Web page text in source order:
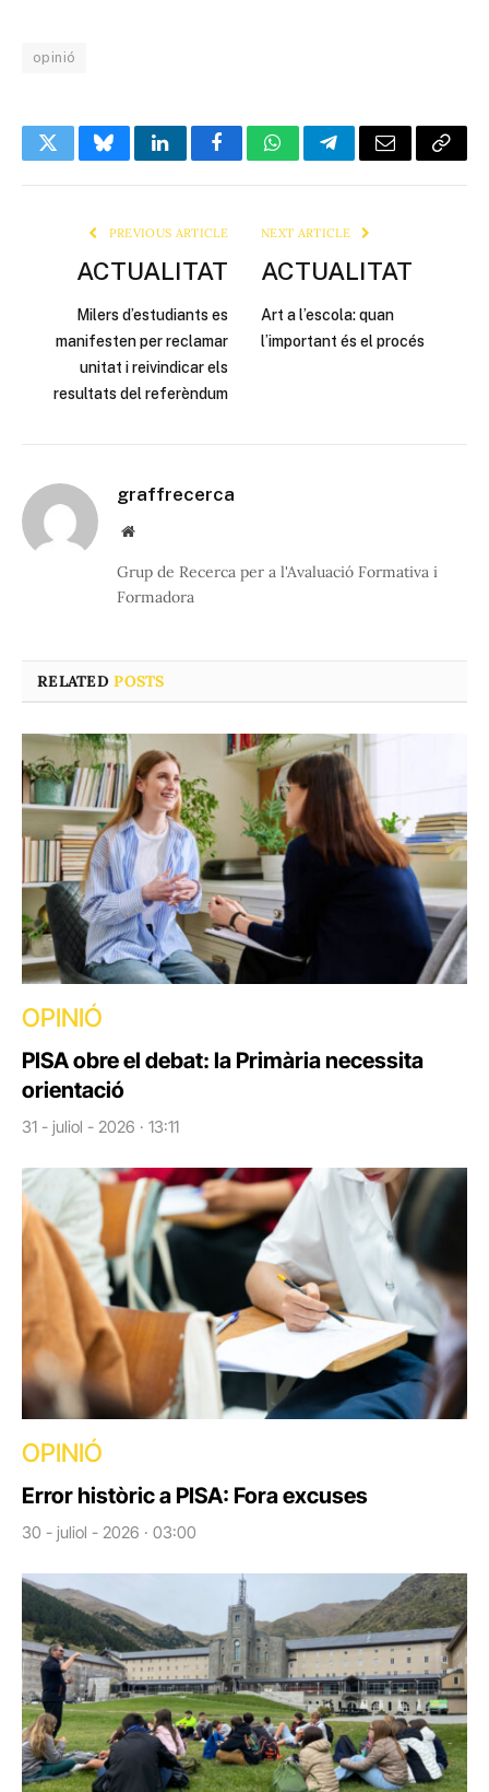
opinió
TwitterBlueskyLinkedInFacebookWhatsAppTelegramEmail Copy
PREVIOUS ARTICLE
ACTUALITAT
Milers d’estudiants es
manifesten per reclamar
unitat i reivindicar els
resultats del referèndum
NEXT ARTICLE
ACTUALITAT
Art a l’escola: quan
l’important és el procés
graffrecerca
Website
Grup de Recerca per a l'Avaluació Formativa i
Formadora
RELATEDPOSTS
OPINIÓ
PISA obre el debat: la Primària necessita
orientació
31 - juliol - 2026 · 13:11
OPINIÓ
Error històric a PISA: Fora excuses
30 - juliol - 2026 · 03:00